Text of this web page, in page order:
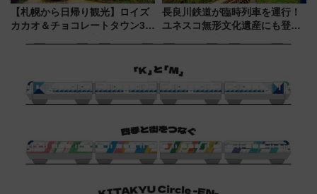
【札幌から日帰り観光】ロイズ
カカオ＆チョコレートタウン3周
長良川鉄道が臨時列車を運行！
ユネスコ無形文化遺産にも登録